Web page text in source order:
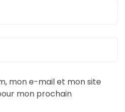
mon e-mail et mon site
mon prochain